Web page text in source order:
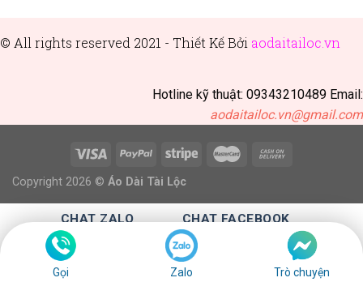
© All rights reserved 2021 - ThiếtKế Bởi aodaitailoc.vn
Hotline kỹ thuật: 09343210489 Email:
aodaitailoc.vn@gmail.com
Copyright 2026 © Áo Dài Tài Lộc
Gọi Zalo Trò chuyện
CHAT ZALO CHAT FACEBOOK
CALL :0343210489